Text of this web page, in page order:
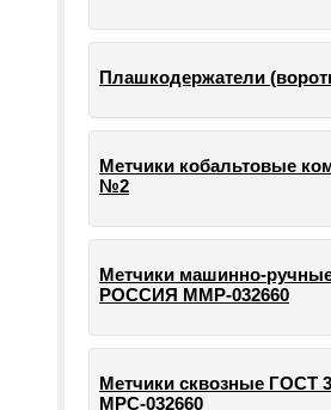
Плашкодержатели
Метчики кобальтовые
№2
Метчики машинно-
РОССИЯ ММР-032660
Метчики сквозные ГОСТ
МРС-032660